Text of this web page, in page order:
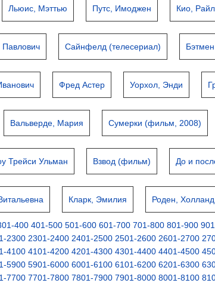
Льюис, Мэттью Путс, Имоджен Кио,
Павлович Сайнфелд (телесериал)
Фред Астер Уорхол, Энди
Вальверде, Мария Сумерки (фильм, 2008)
Трейси Ульман Взвод (фильм) До и
Кларк, Эмилия Роден, Холланд
400 401-500 501-600 601-700 701-800 801-900
2300 2301-2400 2401-2500 2501-2600 2601-2700
4100 4101-4200 4201-4300 4301-4400 4401-4500
5900 5901-6000 6001-6100 6101-6200 6201-6300
7700 7701-7800 7801-7900 7901-8000 8001-8100